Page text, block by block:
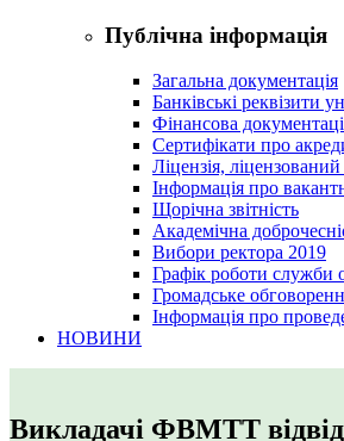
Публічна інформація
Загальна документація
Банківські реквізити
Фінансова
Сертифікати про
Ліцензія,
Інформація про
Щорічна звітність
Академічна
Вибори ректора 2019
Графік роботи служби
Громадське
Інформація про
НОВИНИ
Викладачі ФВМТТ